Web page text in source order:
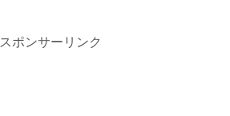
スポンサーリンク